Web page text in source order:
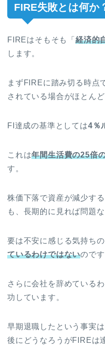
FIRE失敗とは何か
FIREはそもそも「 経済的
します。
まずFIREに踏み切る時点
されている場合がほとんど
FI達成の基準としては4％
これは年間生活費の25倍
す。
株価下落で資産が減少す
も、長期的に見れば問題
要は不安に感じる気持ち
ているわけではないのです
さらに会社を辞めている
功しています。
早期退職したという事実
後にどうなろうがFIREは